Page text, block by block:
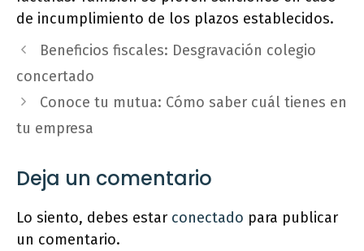
de incumplimiento de los plazos establecidos.
Beneficios fiscales: Desgravación colegio
concertado
Conoce tu mutua: Cómo saber cuál tienes en
tu empresa
Deja un comentario
Lo siento, debes estar conectado para publicar
un comentario.